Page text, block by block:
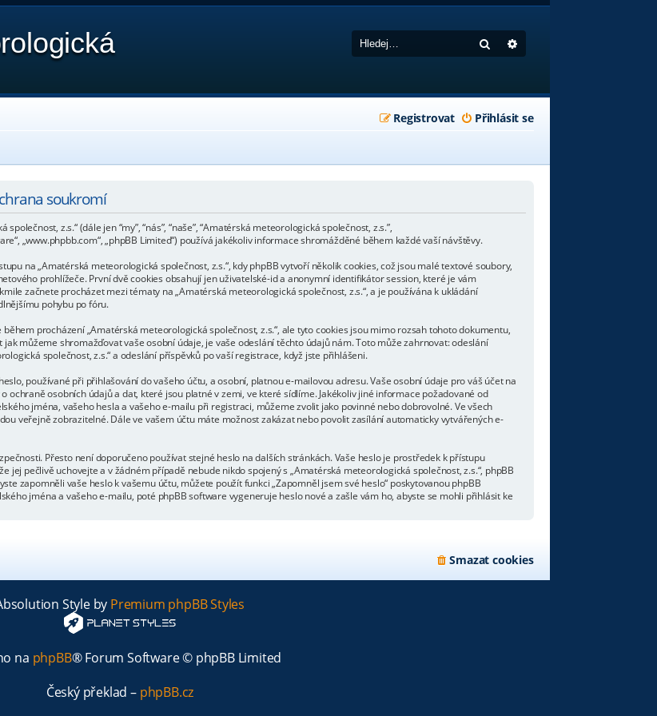
Hledat
Přihlásit se
Registrovat
soukromí
z.s.“ (dále jen “my”, “nás”, “naše”, “Amatérská meteorologická společnost, z.s.”,
„www.phpbb.com“, „phpBB Limited“) používá jakékoliv informace shromážděné během každé vaší návštěvy.
na „Amatérská meteorologická společnost, z.s.“, kdy phpBB vytvoří několik cookies, což jsou malé textové soubory,
prohlížeče. První dvě cookies obsahují jen uživatelské-id a anonymní identifikátor session, které je vám
začnete procházet mezi tématy na „Amatérská meteorologická společnost, z.s.“, a je používána k ukládání
pohybu po fóru.
procházení „Amatérská meteorologická společnost, z.s.“, ale tyto cookies jsou mimo rozsah tohoto dokumentu,
můžeme shromažďovat vaše osobní údaje, je vaše odeslání těchto údajů nám. Toto může zahrnovat: odeslání
společnost, z.s.“ a odeslání příspěvků po vaší registrace, když jste přihlášeni.
používané při přihlašování do vašeho účtu, a osobní, platnou e-mailovou adresu. Vaše osobní údaje pro váš účet na
ochraně osobních údajů a dat, které jsou platné v zemi, ve které sídlíme. Jakékoliv jiné informace požadované od
jména, vašeho hesla a vašeho e-mailu při registraci, můžeme zvolit jako povinné nebo dobrovolné. Ve všech
veřejně zobrazitelné. Dále ve vašem účtu máte možnost zakázat nebo povolit zasílání automaticky vytvářených e-
Přesto není doporučeno používat stejné heslo na dalších stránkách. Vaše heslo je prostředek k přístupu
jej pečlivě uchovejte a v žádném případě nebude nikdo spojený s „Amatérská meteorologická společnost, z.s.“, phpBB
zapomněli vaše heslo k vašemu účtu, můžete použít funkci „Zapomněl jsem své heslo“ poskytovanou phpBB
jména a vašeho e-mailu, poté phpBB software vygeneruje heslo nové a zašle vám ho, abyste se mohli přihlásit ke
Smazat cookies
Style by Premium phpBB Styles
na phpBB® Forum Software © phpBB Limited
Český překlad – phpBB.cz